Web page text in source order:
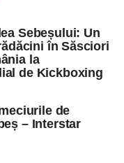
Sebeșului: Un
în Săsciori
la
de Kickboxing
de
– Interstar